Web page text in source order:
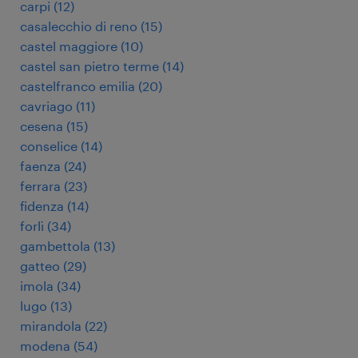
carpi (12)
casalecchio di reno (15)
castel maggiore (10)
castel san pietro terme (14)
castelfranco emilia (20)
cavriago (11)
cesena (15)
conselice (14)
faenza (24)
ferrara (23)
fidenza (14)
forlì (34)
gambettola (13)
gatteo (29)
imola (34)
lugo (13)
mirandola (22)
modena (54)